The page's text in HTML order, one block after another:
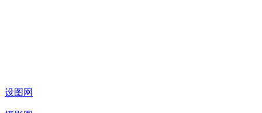
设图网